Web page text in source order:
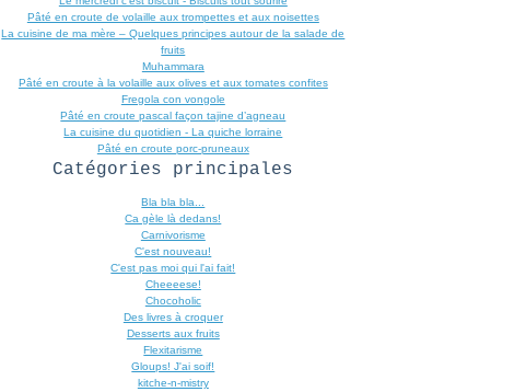
Pâté en croute de volaille aux trompettes et aux noisettes
La cuisine de ma mère – Quelques principes autour de la salade de
fruits
Muhammara
Pâté en croute à la volaille aux olives et aux tomates confites
Fregola con vongole
Pâté en croute pascal façon tajine d’agneau
La cuisine du quotidien - La quiche lorraine
Pâté en croute porc-pruneaux
Catégories principales
Bla bla bla...
Ca gèle là dedans!
Carnivorisme
C'est nouveau!
C'est pas moi qui l'ai fait!
Cheeeese!
Chocoholic
Des livres à croquer
Desserts aux fruits
Flexitarisme
Gloups! J'ai soif!
kitche-n-mistry